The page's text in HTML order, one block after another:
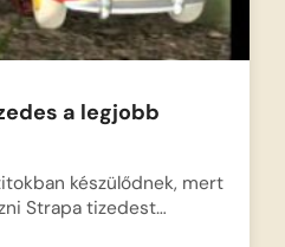
a legjobb
készülődnek, mert
Strapa tizedest…